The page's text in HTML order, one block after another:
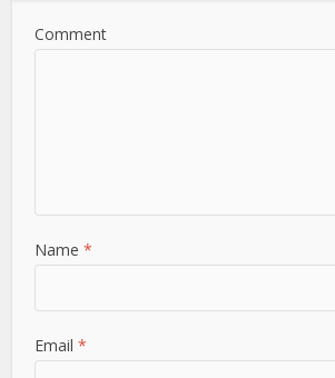
Comment
Name*
Email*